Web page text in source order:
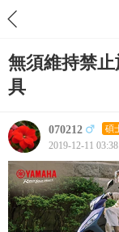
無須維持禁
具
070212 碩
2019-12-11